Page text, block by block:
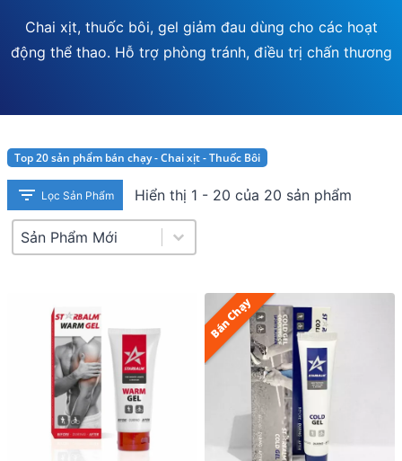
Chai xịt, thuốc bôi, gel giảm đau dùng cho các hoạt
động thể thao. Hỗ trợ phòng tránh, điều trị chấn thương
Top 20 sản phẩm bán chạy - Chai xịt - Thuốc Bôi
Lọc Sản Phẩm Hiển thị 1 - 20 của 20 sản phẩm
Product Sort
Sort content
Bán Chạy